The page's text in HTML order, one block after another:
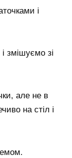
і
змішуємо зі
але не в
на стіл і